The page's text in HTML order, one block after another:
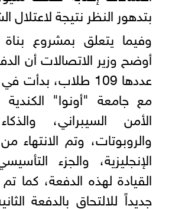
بتدهور النظر نتيجة لاعتلال
وفيما يتعلق بمشروع
أوضح وزير الاتصالات أن
مع جامعة "أونوا"
الأمن السيبراني،
والروبوتات، وتم الانتهاء
الإنجليزية، والجزء
جديداً للالتحاق بالدفعة